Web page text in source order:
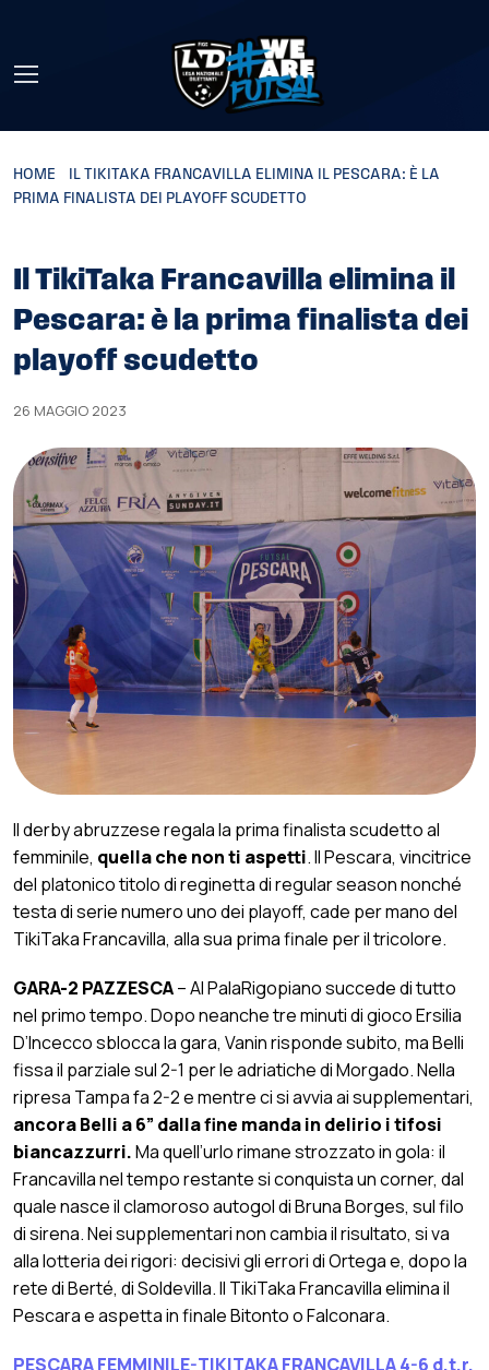
HOME
IL TIKITAKA FRANCAVILLA ELIMINA IL PESCARA: È LA
PRIMA FINALISTA DEI PLAYOFF SCUDETTO
Il TikiTaka Francavilla elimina il
Pescara: è la prima finalista dei
playoff scudetto
26 MAGGIO 2023
Il derby abruzzese regala la prima finalista scudetto al
femminile, quella che non ti aspetti. Il Pescara, vincitrice
del platonico titolo di reginetta di regular season nonché
testa di serie numero uno dei playoff, cade per mano del
TikiTaka Francavilla, alla sua prima finale per il tricolore.
GARA-2 PAZZESCA– Al PalaRigopiano succede di tutto
nel primo tempo. Dopo neanche tre minuti di gioco Ersilia
D’Incecco sblocca la gara, Vanin risponde subito, ma Belli
fissa il parziale sul 2-1 per le adriatiche di Morgado. Nella
ripresa Tampa fa 2-2 e mentre ci si avvia ai supplementari,
ancora Belli a 6” dalla fine manda in delirio i tifosi
biancazzurri.Ma quell’urlo rimane strozzato in gola: il
Francavilla nel tempo restante si conquista un corner, dal
quale nasce il clamoroso autogol di Bruna Borges, sul filo
di sirena. Nei supplementari non cambia il risultato, si va
alla lotteria dei rigori: decisivi gli errori di Ortega e, dopo la
rete di Berté, di Soldevilla. Il TikiTaka Francavilla elimina il
Pescara e aspetta in finale Bitonto o Falconara.
PESCARA FEMMINILE-TIKITAKA FRANCAVILLA 4-6 d.t.r.